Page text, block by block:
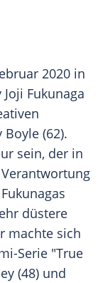
2020 in
Joji Fukunaga
(62).
sein, der in
Fukunagas
düstere
machte sich
Serie "True
(48) und